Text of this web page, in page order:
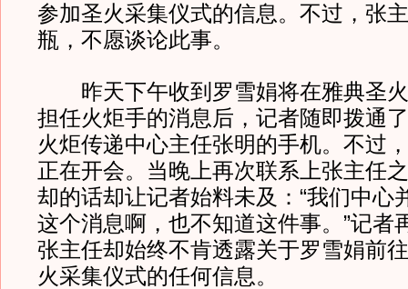
参加圣火采集仪式的信息。不过，张
瓶，不愿谈论此事。
昨天下午收到罗雪娟将在雅典圣火
担任火炬手的消息后，记者随即拨通
火炬传递中心主任张明的手机。不过
正在开会。当晚上再次联系上张主任
却的话却让记者始料未及：“我们中心
这个消息啊，也不知道这件事。”记者
张主任却始终不肯透露关于罗雪娟前
火采集仪式的任何信息。